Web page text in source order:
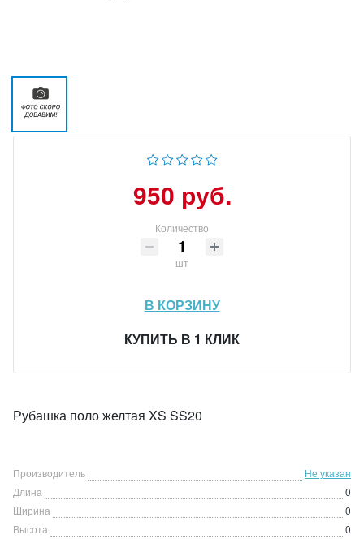
950 руб.
Количество
шт
В КОРЗИНУ
КУПИТЬ В 1 КЛИК
Рубашка поло желтая XS SS20
Производитель
Не указан
Длина
0
Ширина
0
Высота
0